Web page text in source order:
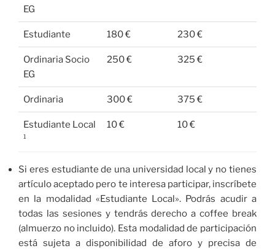
EG
Estudiante 180 € 230 €
Ordinaria Socio
EG
250 € 325 €
Ordinaria 300 € 375 €
Estudiante Local
¹
10 € 10 €
Si eres estudiante de una universidad local y no tienes
artículo aceptado pero te interesa participar, inscríbete
en la modalidad «Estudiante Local». Podrás acudir a
todas las sesiones y tendrás derecho a coffee break
(almuerzo no incluido). Esta modalidad de participación
está sujeta a disponibilidad de aforo y precisa de